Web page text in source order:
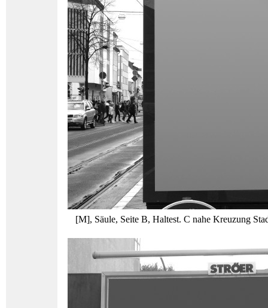
[M], Säule, Seite B, Haltest. C nahe Kreuzung